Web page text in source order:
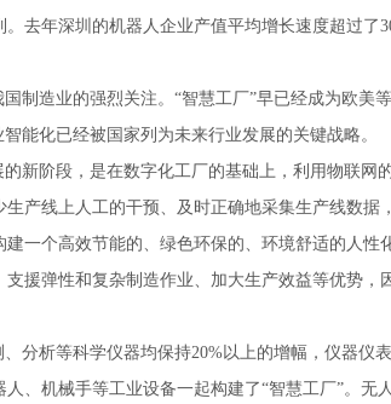
去年深圳的机器人企业产值平均增长速度超过
制造业的强烈关注。“智慧工厂”早已经成为欧美
能化已经被国家列为未来行业发展的关键战略。
新阶段，是在数字化工厂的基础上，利用物联
产线上人工的干预、及时正确地采集生产线数
一个高效节能的、绿色环保的、环境舒适的人性
援弹性和复杂制造作业、加大生产效益等优势
分析等科学仪器均保持20%以上的增幅，仪器仪
、机械手等工业设备一起构建了“智慧工厂”。